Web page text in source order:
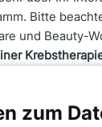
Bitte
und Beauty-
zum